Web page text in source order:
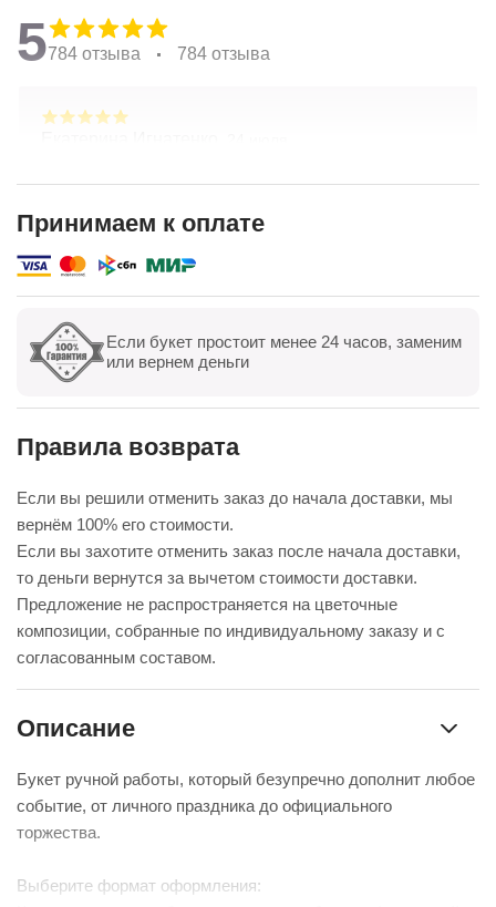
5784 отзыва 784 отзыва
Хорошая ценовая политика. Отличная доставка!
Показать все Оставить отзыв
Принимаем к оплате
Если букет простоит менее 24 часов, заменим
или вернем деньги
Правила возврата
Если вы решили отменить заказ до начала доставки, мы
вернём 100% его стоимости.
Если вы захотите отменить заказ после начала доставки,
то деньги вернутся за вычетом стоимости доставки.
Предложение не распространяется на цветочные
композиции, собранные по индивидуальному заказу и с
согласованным составом.
Описание
Букет ручной работы, который безупречно дополнит любое
событие, от личного праздника до официального
торжества.
Выберите формат оформления: